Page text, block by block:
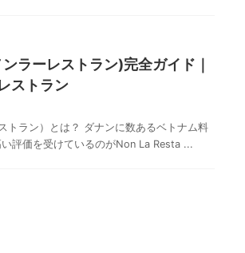
ラーレストラン)完全ガイド｜
ストラン
トラン）とは？ ダナンに数あるベトナム料
評価を受けているのがNon La Resta ...